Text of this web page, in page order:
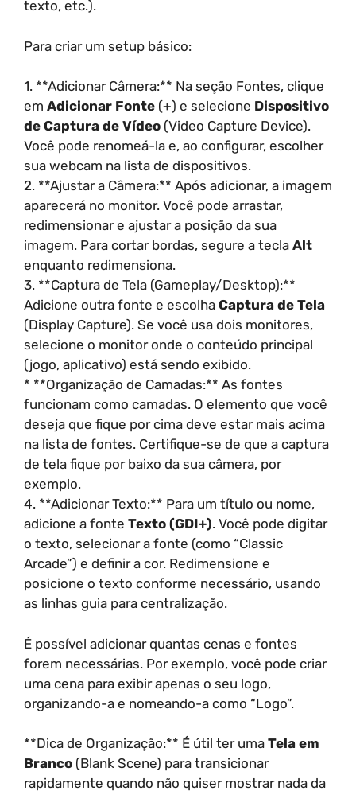
texto, etc.).
Para criar um setup básico:
1. **Adicionar Câmera:** Na seção Fontes, clique
em Adicionar Fonte (+) e selecione Dispositivo
de Captura de Vídeo (Video Capture Device).
Você pode renomeá-la e, ao configurar, escolher
sua webcam na lista de dispositivos.
2. **Ajustar a Câmera:** Após adicionar, a imagem
aparecerá no monitor. Você pode arrastar,
redimensionar e ajustar a posição da sua
imagem. Para cortar bordas, segure a tecla Alt
enquanto redimensiona.
3. **Captura de Tela (Gameplay/Desktop):**
Adicione outra fonte e escolha Captura de Tela
(Display Capture). Se você usa dois monitores,
selecione o monitor onde o conteúdo principal
(jogo, aplicativo) está sendo exibido.
* **Organização de Camadas:** As fontes
funcionam como camadas. O elemento que você
deseja que fique por cima deve estar mais acima
na lista de fontes. Certifique-se de que a captura
de tela fique por baixo da sua câmera, por
exemplo.
4. **Adicionar Texto:** Para um título ou nome,
adicione a fonte Texto (GDI+). Você pode digitar
o texto, selecionar a fonte (como “Classic
Arcade”) e definir a cor. Redimensione e
posicione o texto conforme necessário, usando
as linhas guia para centralização.
É possível adicionar quantas cenas e fontes
forem necessárias. Por exemplo, você pode criar
uma cena para exibir apenas o seu logo,
organizando-a e nomeando-a como “Logo”.
**Dica de Organização:** É útil ter uma Tela em
Branco (Blank Scene) para transicionar
rapidamente quando não quiser mostrar nada da